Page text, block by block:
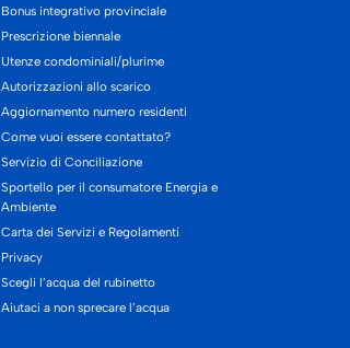
Bonus integrativo provinciale
Prescrizione biennale
Utenze condominiali/plurime
Autorizzazioni allo scarico
Aggiornamento numero residenti
Come vuoi essere contattato?
Servizio di Conciliazione
Sportello per il consumatore Energia e
Ambiente
Carta dei Servizi e Regolamenti
Privacy
Scegli l’acqua del rubinetto
Aiutaci a non sprecare l’acqua